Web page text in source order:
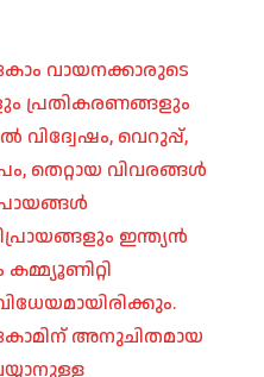
വായനക്കാരുടെ
പ്രതികരണങ്ങളും
വിദ്വേഷം, വെറുപ്പ്,
തെറ്റായ വിവരങ്ങൾ
ഇന്ത്യൻ
അനുചിതമായ